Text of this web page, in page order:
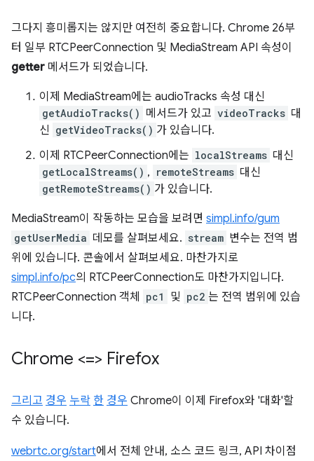
그다지 흥미롭지는 않지만 여전히 중요합니다. Chrome 26부
터 일부 RTCPeerConnection 및 MediaStream API 속성이
getter 메서드가 되었습니다.
이제 MediaStream에는 audioTracks 속성 대신
getAudioTracks() 메서드가 있고 videoTracks 대
신 getVideoTracks() 가 있습니다.
이제 RTCPeerConnection에는 localStreams 대신
getLocalStreams() , remoteStreams 대신
getRemoteStreams() 가 있습니다.
MediaStream이 작동하는 모습을 보려면 simpl.info/gum
getUserMedia 데모를 살펴보세요. stream 변수는 전역 범
위에 있습니다. 콘솔에서 살펴보세요. 마찬가지로
simpl.info/pc의 RTCPeerConnection도 마찬가지입니다.
RTCPeerConnection 객체
pc1 및 pc2 는 전역 범위에 있습
니다.
Chrome <=> Firefox
그리고 경우 누락 한 경우 Chrome이 이제 Firefox와 '대화'할
수 있습니다.
webrtc.org/start에서 전체 안내, 소스 코드 링크, API 차이점